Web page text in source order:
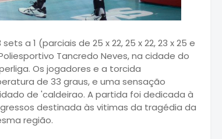
a 1 (parciais de 25 x 22, 25 x 22, 23 x 25 e
Tancredo Neves, na cidade do
Os jogadores e a torcida
de 33 graus, e uma sensação
de 'caldeirao. A partida foi dedicada à
destinada às vitimas da tragédia da
região.